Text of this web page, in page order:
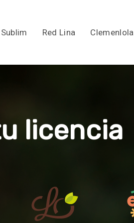
Sublim Red Lina Clemenlola
licencia